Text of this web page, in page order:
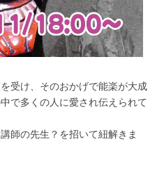
受け、そのおかげで能楽が大成
で多くの人に愛され伝えられて
師の先生？を招いて紐解きま